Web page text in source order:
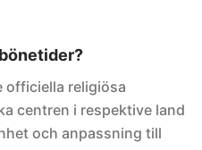
officiella religiösa
centren i respektive land
och anpassning till